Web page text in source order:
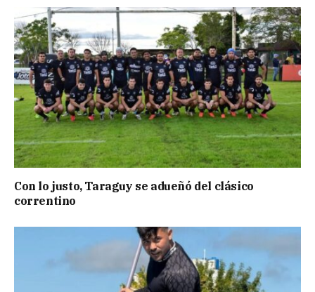
Con lo justo, Taraguy se adueñó del clásico
correntino